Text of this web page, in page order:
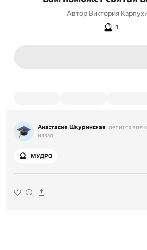
Автор Виктория
🔮 1
Анастасия Шкуринская делится
назад
🔮 МУДРО